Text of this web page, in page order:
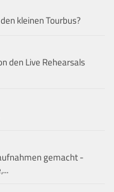
kleinen Tourbus?
den Live Rehearsals
gemacht -